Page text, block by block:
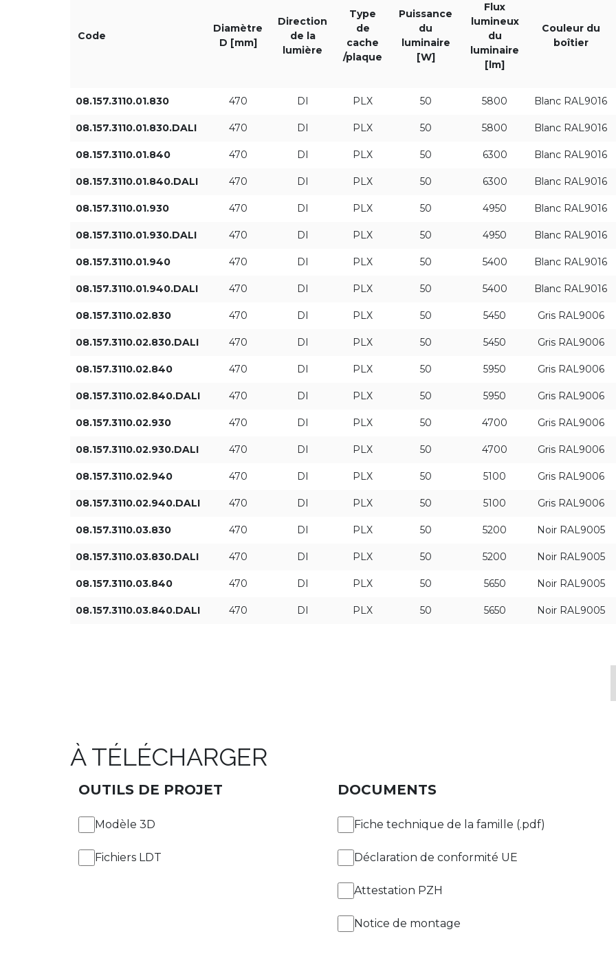
DI
Puissance du luminaire [W] Flux lumineux du luminaire
Code
Diamètre
D [mm]
Direction
de la
lumière
Type
de
cache
/plaque
Puissance
du
luminaire
[W]
Flux
lumineux
du
luminaire
[lm]
Couleur du
boîtier
08.157.3110.01.830 470 DI PLX 50 5800 Blanc RAL9016
08.157.3110.01.830.DALI 470 DI PLX 50 5800 Blanc RAL9016
08.157.3110.01.840 470 DI PLX 50 6300 Blanc RAL9016
08.157.3110.01.840.DALI 470 DI PLX 50 6300 Blanc RAL9016
08.157.3110.01.930 470 DI PLX 50 4950 Blanc RAL9016
08.157.3110.01.930.DALI 470 DI PLX 50 4950 Blanc RAL9016
08.157.3110.01.940 470 DI PLX 50 5400 Blanc RAL9016
08.157.3110.01.940.DALI 470 DI PLX 50 5400 Blanc RAL9016
08.157.3110.02.830 470 DI PLX 50 5450 Gris RAL9006
08.157.3110.02.830.DALI 470 DI PLX 50 5450 Gris RAL9006
08.157.3110.02.840 470 DI PLX 50 5950 Gris RAL9006
08.157.3110.02.840.DALI 470 DI PLX 50 5950 Gris RAL9006
08.157.3110.02.930 470 DI PLX 50 4700 Gris RAL9006
08.157.3110.02.930.DALI 470 DI PLX 50 4700 Gris RAL9006
08.157.3110.02.940 470 DI PLX 50 5100 Gris RAL9006
08.157.3110.02.940.DALI 470 DI PLX 50 5100 Gris RAL9006
08.157.3110.03.830 470 DI PLX 50 5200 Noir RAL9005
08.157.3110.03.830.DALI 470 DI PLX 50 5200 Noir RAL9005
08.157.3110.03.840 470 DI PLX 50 5650 Noir RAL9005
08.157.3110.03.840.DALI 470 DI PLX 50 5650 Noir RAL9005
À TÉLÉCHARGER
OUTILS DE PROJET
Modèle 3D
Fichiers LDT
DOCUMENTS
Fiche technique de la famille (.pdf)
Déclaration de conformité UE
Attestation PZH
Notice de montage